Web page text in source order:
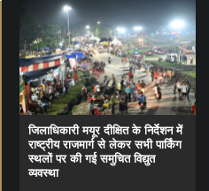
जिलाधिकारी मयूर दीक्षित के निर्देशन में
राष्ट्रीय राजमार्ग से लेकर सभी पार्किंग
स्थलों पर की गई समुचित विद्युत
व्यवस्था